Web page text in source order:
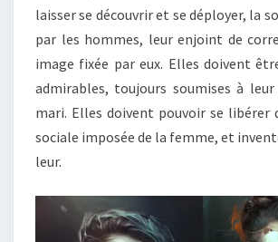
laisser se découvrir et se déployer, la
par les hommes, leur enjoint de
image fixée par eux. Elles doivent
admirables, toujours soumises à
mari. Elles doivent pouvoir se libérer
sociale imposée de la femme, et
leur.